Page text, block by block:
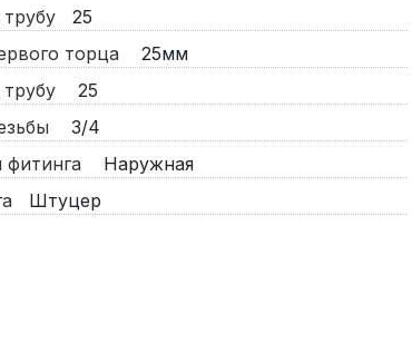
25
торца
25мм
25
3/4
фитинга
Наружная
Штуцер